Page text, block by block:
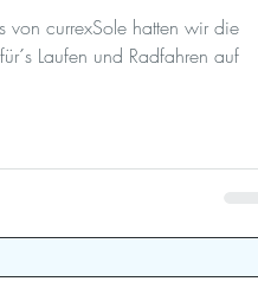
wir die
Laufen und Radfahren auf